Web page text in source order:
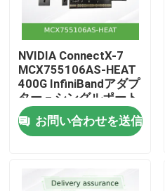
ホーム
製品
動画
NVIDIA ConnectX-7
MCX755106AS-HEAT
400G InfiniBandアダプ
ター – シングルポート
NDR、PCIe 5.0、ハイ
パースケールワークロ
ード向けのハードウェ
ージ
お問い合わせを送信